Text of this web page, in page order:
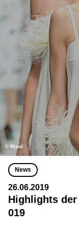
© Riani
News
26.06.2019
Highlights
019